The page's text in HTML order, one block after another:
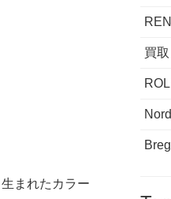
まれたカラー
買取